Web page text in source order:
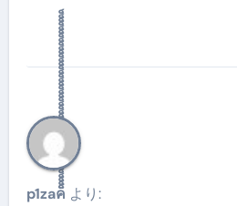
p1zaค็็็็็็็็็็็็็็็็็็็็็็็็็็็็็็็็็็็็็็็็็็็็็ より: